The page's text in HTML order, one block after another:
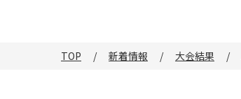
TOP 新着情報 大会結果